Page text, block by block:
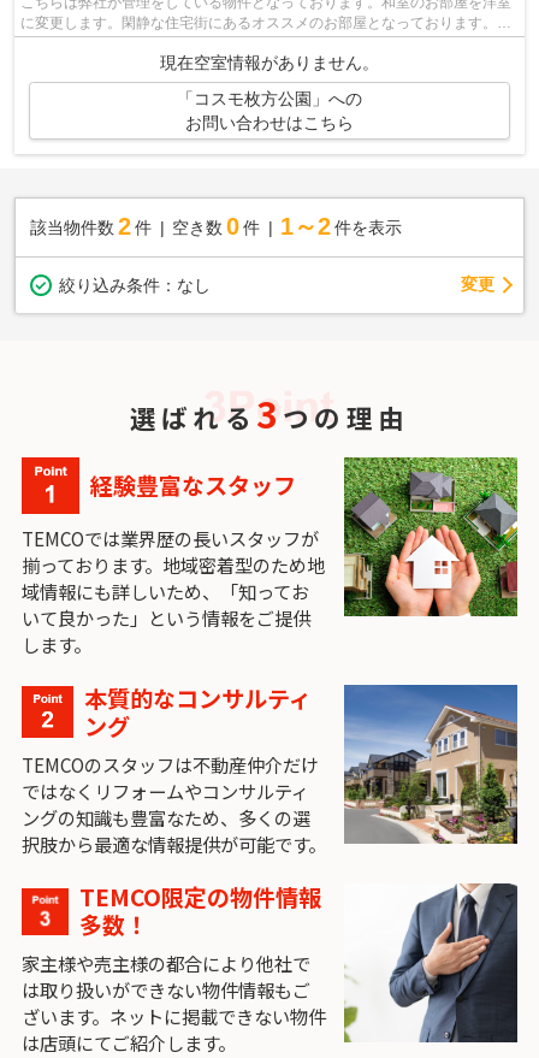
に変更します。閑静な住宅街にあるオススメのお部屋となっております。入
現在空室情報がありません。
「コスモ枚方公園」への
お問い合わせはこちら
該当物件数 2件 空き数 0 件 1～2 件を表示
絞り込み条件： なし 変更
選ばれる 3 つの理由
経験豊富なスタッフ
TEMCOでは業界歴の長いスタッフが
揃っております。地域密着型のため地
域情報にも詳しいため、「知ってお
いて良かった」という情報をご提供
します。
本質的なコンサルティ
ング
TEMCOのスタッフは不動産仲介だけ
ではなくリフォームやコンサルティ
ングの知識も豊富なため、多くの選
択肢から最適な情報提供が可能です。
TEMCO限定の物件情報
多数！
家主様や売主様の都合により他社で
は取り扱いができない物件情報もご
ざいます。ネットに掲載できない物件
は店頭にてご紹介します。